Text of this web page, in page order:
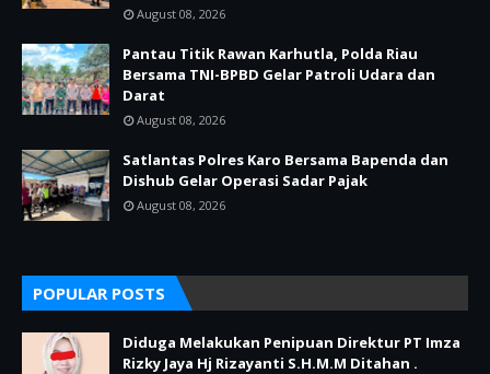
August 08, 2026
Pantau Titik Rawan Karhutla, Polda Riau
Bersama TNI-BPBD Gelar Patroli Udara dan
Darat
August 08, 2026
Satlantas Polres Karo Bersama Bapenda dan
Dishub Gelar Operasi Sadar Pajak
August 08, 2026
POPULAR POSTS
Diduga Melakukan Penipuan Direktur PT Imza
Rizky Jaya Hj Rizayanti S.H.M.M Ditahan .